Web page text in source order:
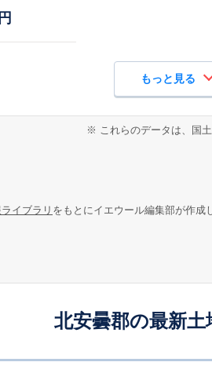
もっと見る
※ これらのデータは、国
イブラリ をもとにイエウール編集部が作成
北安曇郡の最新土